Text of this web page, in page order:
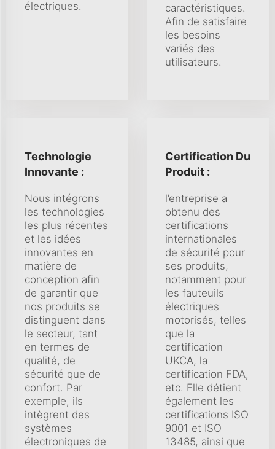
électriques.
caractéristiques.
Afin de satisfaire
les besoins
variés des
utilisateurs.
Technologie
Innovante :
Nous intégrons
les technologies
les plus récentes
et les idées
innovantes en
matière de
conception afin
de garantir que
nos produits se
distinguent dans
le secteur, tant
en termes de
qualité, de
sécurité que de
confort. Par
exemple, ils
intègrent des
systèmes
électroniques de
Certification Du
Produit :
l’entreprise a
obtenu des
certifications
internationales
de sécurité pour
ses produits,
notamment pour
les fauteuils
électriques
motorisés, telles
que la
certification
UKCA, la
certification FDA,
etc. Elle détient
également les
certifications ISO
9001 et ISO
13485, ainsi que